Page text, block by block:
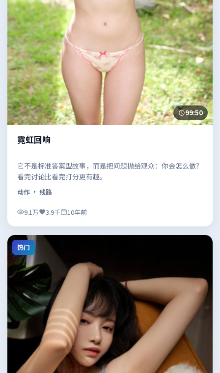
99:50
霓虹回响
它不是标准答案型故事，而是把问题抛给观众：你会怎么做？
看完讨论比看完打分更有趣。
动作 · 线路
9.1万 3.9千 10年前
热门